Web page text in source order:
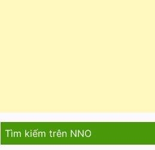
Tìm kiếm trên NNO